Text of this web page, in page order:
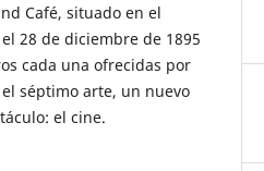
Café, situado en el
28 de diciembre de 1895
cada una ofrecidas por
séptimo arte, un nuevo
el cine.